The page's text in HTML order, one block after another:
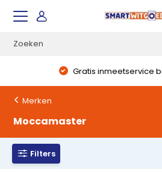
Gratis inmeetservice
Merken
Moccamaster
Filters